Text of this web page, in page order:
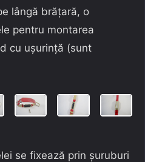
lângă brățară, o
pentru montarea
cu ușurință (sunt
se fixează prin șuruburi